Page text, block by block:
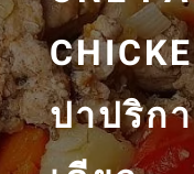
ปาปริก